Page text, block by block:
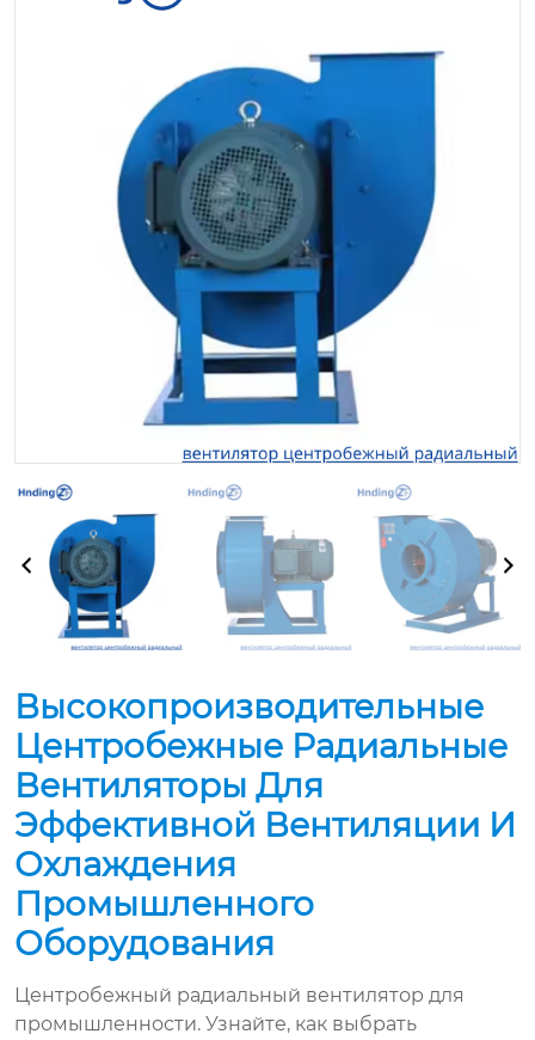
Высокопроизводительные
Центробежные Радиальные
Вентиляторы Для
Эффективной Вентиляции И
Охлаждения
Промышленного
Оборудования
Центробежный радиальный вентилятор для
промышленности. Узнайте, как выбрать